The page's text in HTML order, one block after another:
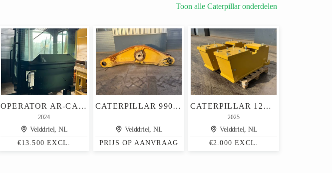
Toon alle Caterpillar onderdelen
OPERATOR AR-CAB CATERPILLAR 980 / 980L / 980M / 982M NEW CABIN
2024
Velddriel, NL
€13.500 EXCL.
CATERPILLAR 990 LEVER BUCKET BELLCRANK 4E-5587 WITH 2 PINS
Velddriel, NL
PRIJS OP AANVRAAG
CATERPILLAR 12M 140M 160M PUSH BLOCK
2025
Velddriel, NL
€2.000 EXCL.